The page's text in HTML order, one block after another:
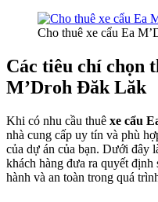
Cho thuê xe cẩu Ea
Các tiêu chí chọn
M’Droh Đăk Lăk
Khi có nhu cầu thuê xe cẩu
nhà cung cấp uy tín và phù
của dự án của bạn. Dưới đây
khách hàng đưa ra quyết định
hành và an toàn trong quá